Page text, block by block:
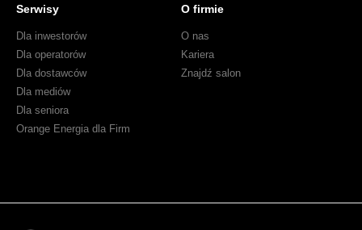
Serwisy
Dla inwestorów
Dla operatorów
Dla dostawców
Dla mediów
Dla seniora
Orange Energia dla Firm
O firmie
O nas
Kariera
Znajdź salon